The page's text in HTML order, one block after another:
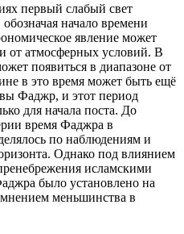
первый слабый свет
начало времени
явление может
от атмосферных условий. В
появиться в диапазоне от
в это время может быть ещё
Фаджр, и этот период
для начала поста. До
время Фаджра в
по наблюдениям и
Однако под влиянием
исламскими
было установлено на
мнением меньшинства в